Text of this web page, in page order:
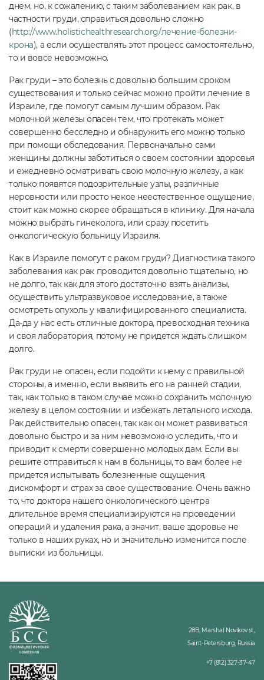
днем, но, к сожалению, с таким заболеванием как рак, в
частности груди, справиться довольно сложно
(http://www.holistichealthresearch.org/лечение-болезни-
крона), а если осуществлять этот процесс самостоятельно,
то и вовсе невозможно.
Рак груди – это болезнь с довольно большим сроком
существования и только сейчас можно пройти лечение в
Израиле, где помогут самым лучшим образом. Рак
молочной железы опасен тем, что протекать может
совершенно бесследно и обнаружить его можно только
при помощи обследования. Первоначально сами
женщины должны заботиться о своем состоянии здоровья
и ежедневно осматривать свою молочную железу, а как
только появятся подозрительные узлы, различные
неровности или просто некое неестественное ощущение,
стоит как можно скорее обращаться в клинику. Для начала
можно выбрать гинеколога, или сразу посетить
онкологическую больницу Израиля.
Как в Израиле помогут с раком груди? Диагностика такого
заболевания как рак проводится довольно тщательно, но
не долго, так как для этого достаточно взять анализы,
осуществить ультразвуковое исследование, а также
осмотреть опухоль у квалифицированного специалиста.
Да-да у нас есть отличные доктора, превосходная техника
и своя лаборатория, потому не придется ждать слишком
долго.
Рак груди не опасен, если подойти к нему с правильной
стороны, а именно, если выявить его на ранней стадии,
так, как только в таком случае можно сохранить молочную
железу в целом состоянии и избежать летального исхода.
Рак действительно опасен, так как он может развиваться
довольно быстро и за ним невозможно уследить, что и
приводит к смерти совершенно молодых дам. Если вы
решите отправиться к нам в больницы, то вам более не
придется испытывать болезненные ощущения,
дискомфорт и страх за свое существование. Очень важно
то, что доктора нашего онкологического центра
длительное время специализируются на проведении
операций и удаления рака, а значит, ваше здоровье не
только в наших руках, но и значительно изменится после
выписки из больницы.
28B, Marshal Novikov st.,
Saint-Petersburg, Russia
+7 (812) 327-37-47